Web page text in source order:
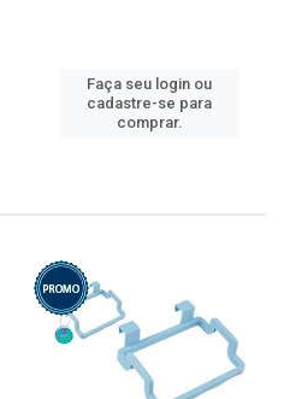
Faça seu login ou
cadastre-se para
comprar.